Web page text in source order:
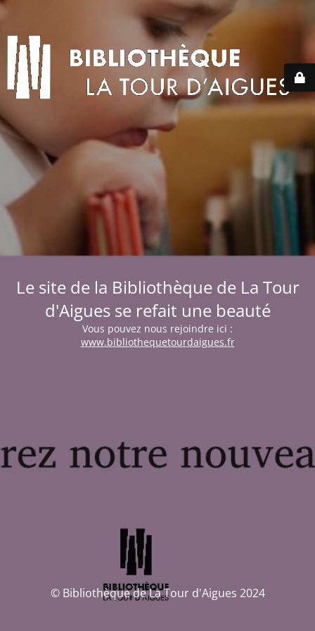
Le site de la Bibliothèque de La Tour
d'Aigues se refait une beauté
Vous pouvez nous rejoindre ici :
www.bibliothequetourdaigues.fr
© Bibliothèque de La Tour d'Aigues 2024